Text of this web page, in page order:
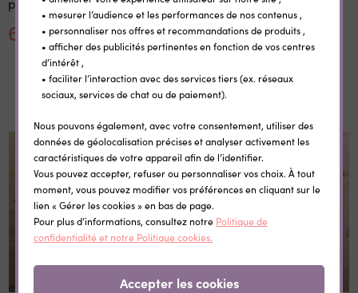
6,20 € 11,00 €
Dans la même catégorie
• mesurer l’audience et les performances de nos contenus ,
• personnaliser nos offres et recommandations de produits ,
• afficher des publicités pertinentes en fonction de vos centres
d’intérêt ,
• faciliter l’interaction avec des services tiers (ex. réseaux
sociaux, services de chat ou de paiement).
Nous pouvons également, avec votre consentement, utiliser des
données de géolocalisation précises et analyser activement les
caractéristiques de votre appareil afin de l’identifier.
Vous pouvez accepter, refuser ou personnaliser vos choix. À tout
moment, vous pouvez modifier vos préférences en cliquant sur le
lien « Gérer les cookies » en bas de page.
Pour plus d’informations, consultez notre Politique de
confidentialité et notre Politique cookies.
Accepter les cookies